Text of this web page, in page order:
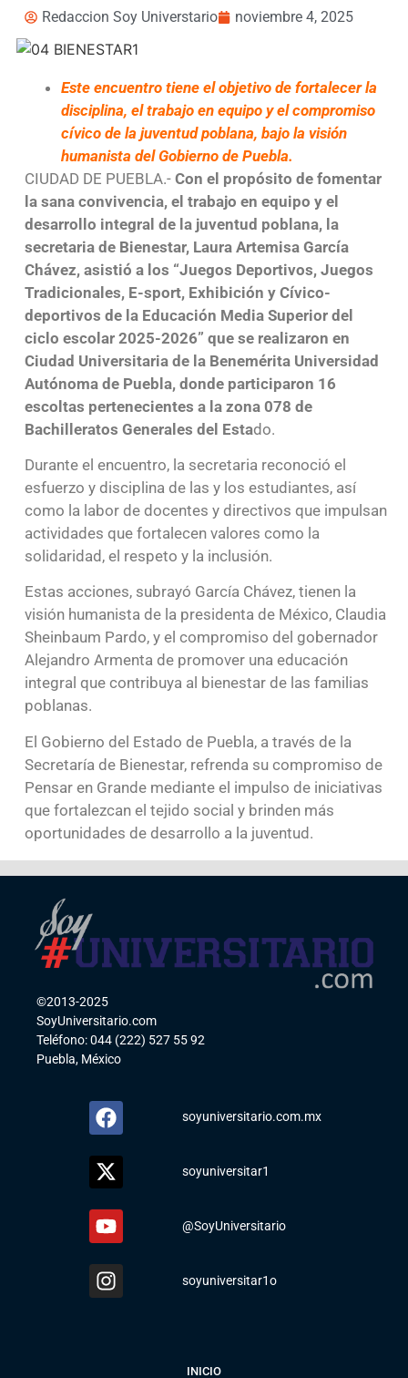
Redaccion Soy Universtario noviembre 4, 2025
Este encuentro tiene el objetivo de fortalecer la
disciplina, el trabajo en equipo y el compromiso
cívico de la juventud poblana, bajo la visión
humanista del Gobierno de Puebla.
CIUDAD DE PUEBLA.- Con el propósito de fomentar
la sana convivencia, el trabajo en equipo y el
desarrollo integral de la juventud poblana, la
secretaria de Bienestar, Laura Artemisa García
Chávez, asistió a los “Juegos Deportivos, Juegos
Tradicionales, E-sport, Exhibición y Cívico-
deportivos de la Educación Media Superior del
ciclo escolar 2025-2026” que se realizaron en
Ciudad Universitaria de la Benemérita Universidad
Autónoma de Puebla, donde participaron 16
escoltas pertenecientes a la zona 078 de
Bachilleratos Generales del Estado.
Durante el encuentro, la secretaria reconoció el
esfuerzo y disciplina de las y los estudiantes, así
como la labor de docentes y directivos que impulsan
actividades que fortalecen valores como la
solidaridad, el respeto y la inclusión.
Estas acciones, subrayó García Chávez, tienen la
visión humanista de la presidenta de México, Claudia
Sheinbaum Pardo, y el compromiso del gobernador
Alejandro Armenta de promover una educación
integral que contribuya al bienestar de las familias
poblanas.
El Gobierno del Estado de Puebla, a través de la
Secretaría de Bienestar, refrenda su compromiso de
Pensar en Grande mediante el impulso de iniciativas
que fortalezcan el tejido social y brinden más
oportunidades de desarrollo a la juventud.
©2013-2025
SoyUniversitario.com
Teléfono: 044 (222) 527 55 92
Puebla, México
soyuniversitario.com.mx
soyuniversitar1
@SoyUniversitario
soyuniversitar1o
INICIO